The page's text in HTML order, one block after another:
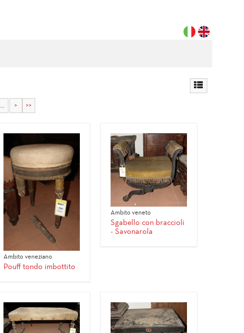
... > >>
Ambito veneziano
Pouff tondo imbottito
Ambito veneto
Sgabello con braccioli
- Savonarola